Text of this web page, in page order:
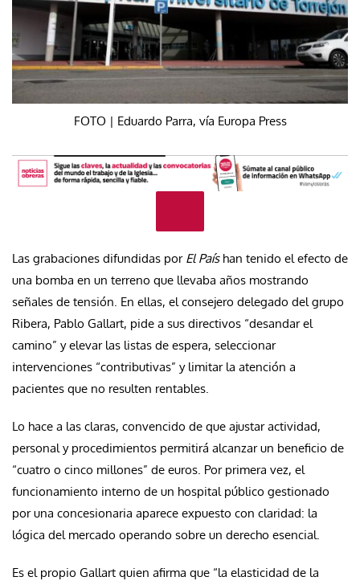
FOTO | Eduardo Parra, vía Europa Press
Las grabaciones difundidas por El Paíshan tenido el efecto de
una bomba en un terreno que llevaba años mostrando
señales de tensión. En ellas, el consejero delegado del grupo
Ribera, Pablo Gallart, pide a sus directivos “desandar el
camino” y elevar las listas de espera, seleccionar
intervenciones “contributivas” y limitar la atención a
pacientes que no resulten rentables.
Lo hace a las claras, convencido de que ajustar actividad,
personal y procedimientos permitirá alcanzar un beneficio de
“cuatro o cinco millones” de euros. Por primera vez, el
funcionamiento interno de un hospital público gestionado
por una concesionaria aparece expuesto con claridad: la
lógica del mercado operando sobre un derecho esencial.
Es el propio Gallart quien afirma que “la elasticidad de la